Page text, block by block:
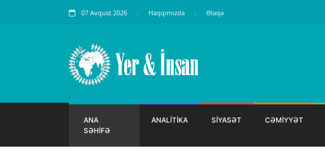
07 Avqust 2026 Haqqımızda Əlaqə
ANA
SƏHİFƏ
ANALİTİKA SİYASƏT CƏMİYYƏT